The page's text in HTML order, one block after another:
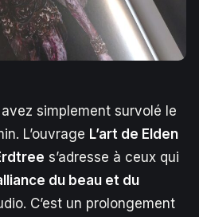
simplement survolé le
L’ouvrage L’art de Elden
s’adresse à ceux qui
du beau et du
C’est un prolongement